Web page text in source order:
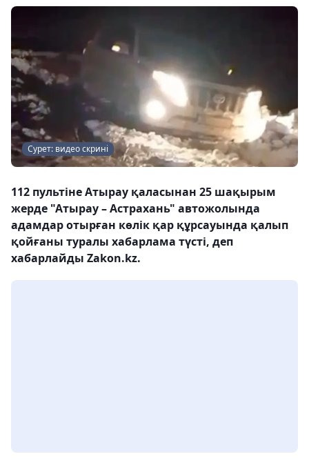
Сурет: видео скрині
112 пультіне Атырау қаласынан 25 шақырым
жерде "Атырау – Астрахань" автожолында
адамдар отырған көлік қар құрсауында қалып
қойғаны туралы хабарлама түсті, деп
хабарлайды Zakon.kz.